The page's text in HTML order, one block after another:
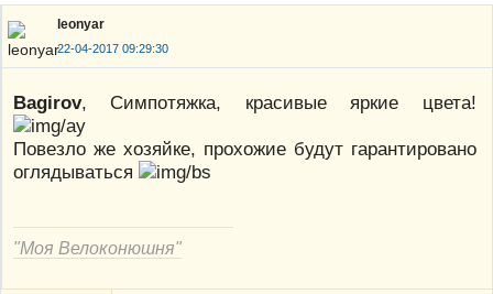
leonyar
22-04-2017 09:29:30
Bagirov, Симпотяжка, красивые яркие цвета!
Повезло же хозяйке, прохожие будут гарантировано
оглядываться
"Моя Велоконюшня"